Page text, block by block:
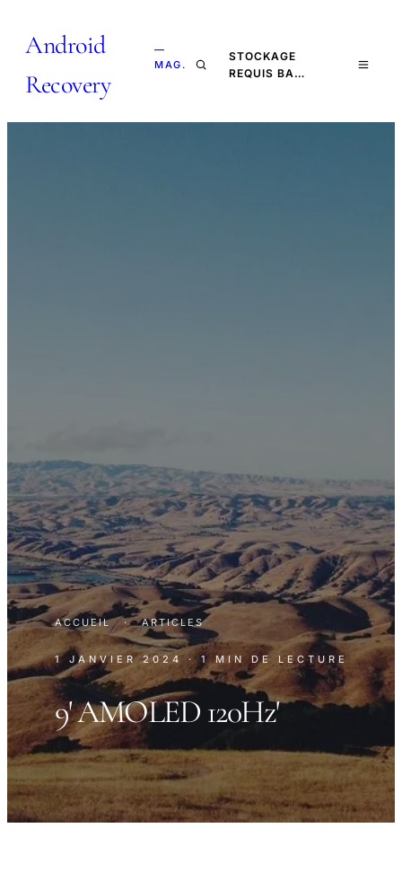
Android
Recovery
—
MAG.
STOCKAGE
REQUIS BA…
ACCUEIL · ARTICLES
1 JANVIER 2024 · 1 MIN DE LECTURE
9' AMOLED 120Hz'